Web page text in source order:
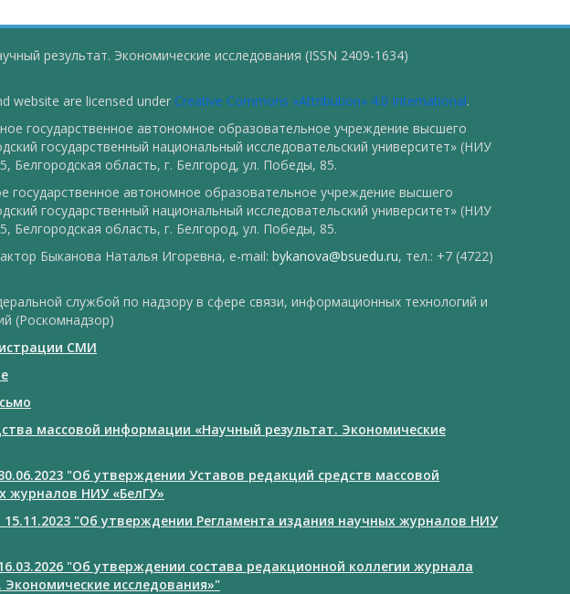
результат. Экономические исследования (ISSN 2409-1634)
website are licensed under Creative Commons «Attribution» 4.0 International.
государственное автономное образовательное учреждение высшего
государственный национальный исследовательский университет» (НИУ
Белгородская область, г. Белгород, ул. Победы, 85.
государственное автономное образовательное учреждение высшего
государственный национальный исследовательский университет» (НИУ
Белгородская область, г. Белгород, ул. Победы, 85.
Быканова Наталья Игоревна, e-mail: bykanova@bsuedu.ru, тел.: +7 (4722)
службой по надзору в сфере связи, информационных технологий и
(Роскомнадзор)
СМИ
массовой информации «Научный результат. Экономические
"Об утверждении Уставов редакций средств массовой
журналов НИУ «БелГУ»
"Об утверждении Регламента издания научных журналов НИУ
"Об утверждении состава редакционной коллегии журнала
исследования»"